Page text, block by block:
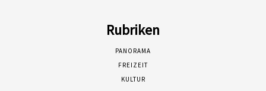
Rubriken
PANORAMA
FREIZEIT
KULTUR